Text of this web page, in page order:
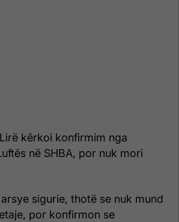
kërkoi konfirmim nga
në SHBA, por nuk mori
sigurie, thotë se nuk mund
por konfirmon se